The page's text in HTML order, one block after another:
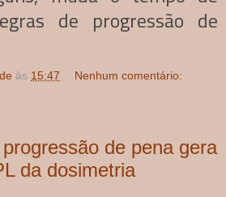
de progressão de
às 15:47 Nenhum comentário:
de pena gera
da dosimetria